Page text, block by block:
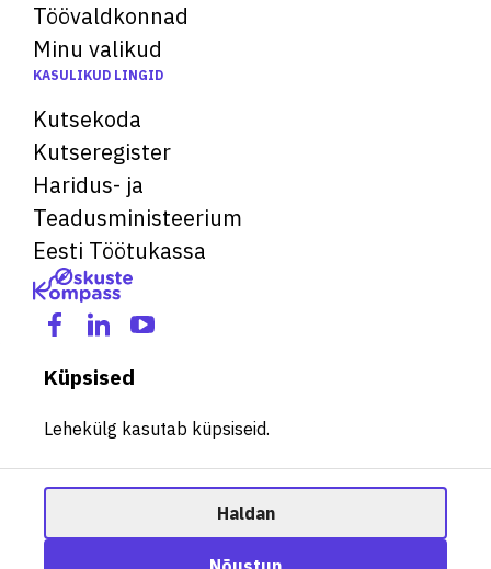
Töövaldkonnad
Minu valikud
KASULIKUD LINGID
Kutsekoda
Kutseregister
Haridus- ja
Teadusministeerium
Eesti Töötukassa
Küpsised
Lehekülg kasutab küpsiseid.
Haldan